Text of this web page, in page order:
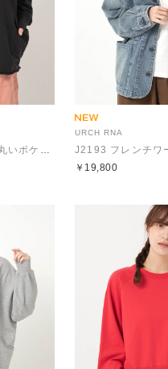
【9月上旬納期】M2481 丸いポケットのBIGトレーナー
URCH RNA
￥19,800